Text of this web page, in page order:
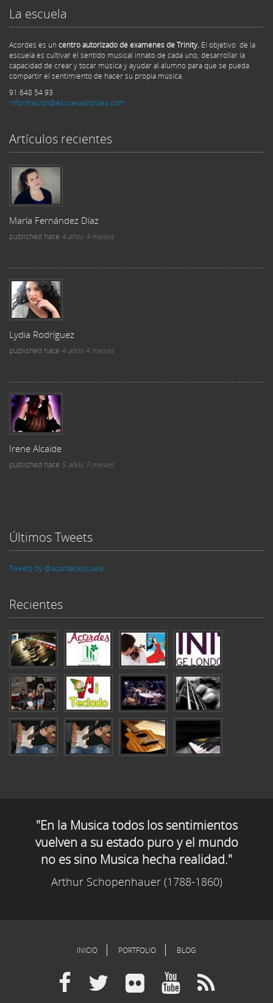
La escuela
Acordes es un centro autorizado de examenes de Trinity. El objetivo de la
escuela es cultivar el sentido musical innato de cada uno, desarrollar la
capacidad de crear y tocar música y ayudar al alumno para que se pueda
compartir el sentimiento de hacer su propia música.
91 648 54 93
informacion@escuelaacordes.com
Artículos recientes
María Fernández Díaz
published hace 4 años 4 meses
Lydia Rodríguez
published hace 4 años 4 meses
Irene Alcaide
published hace 5 años 7 meses
Últimos Tweets
Tweets by @acordesescuela
Recientes
"En la Musica todos los sentimientos
vuelven a su estado puro y el mundo
no es sino Musica hecha realidad."
Arthur Schopenhauer (1788-1860)
INICIO PORTFOLIO BLOG